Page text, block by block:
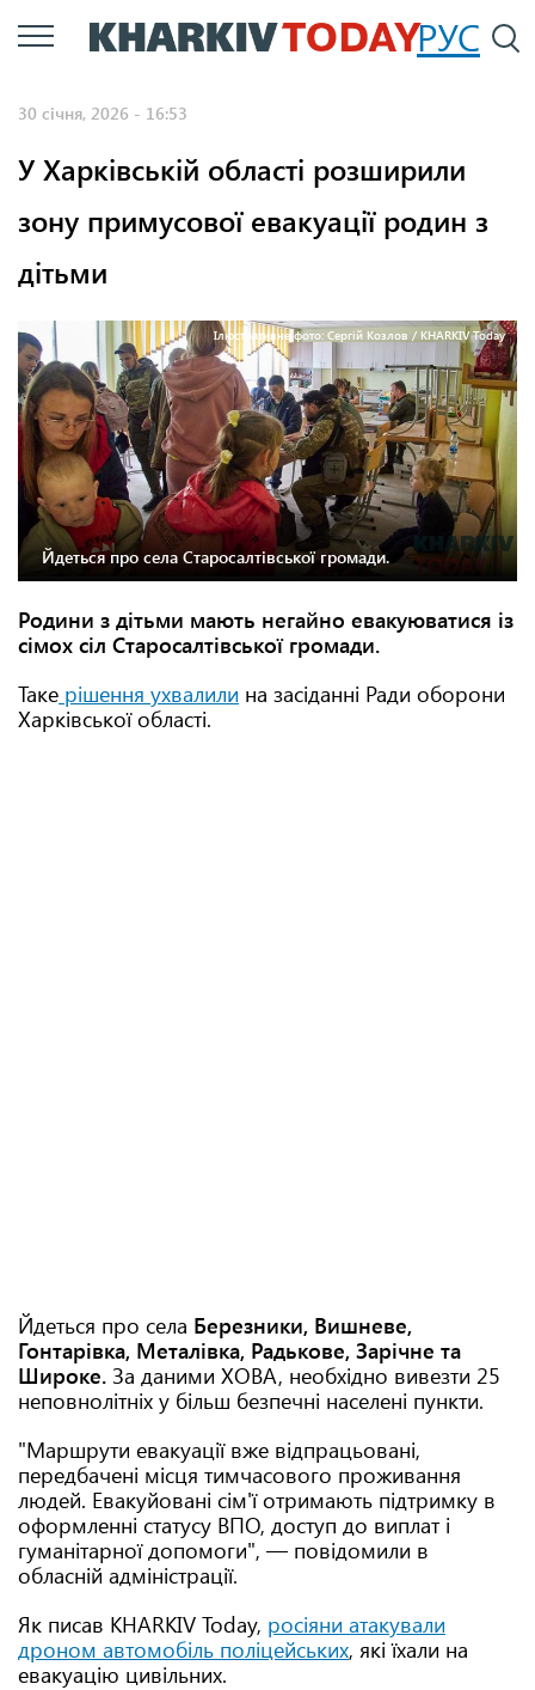
Перейти
до
РУС
30 січня, 2026 - 16:53
У Харківській області розширили
зону примусової евакуації родин з
дітьми
Ілюстративне фото: Сергій Козлов / KHARKIV Today
Йдеться про села Старосалтівської громади.
Родини з дітьми мають негайно евакуюватися із
сімох сіл Старосалтівської громади.
Таке рішення ухвалили на засіданні Ради оборони
Харківської області.
Йдеться про села Березники, Вишневе,
Гонтарівка, Металівка, Радькове, Зарічне та
Широке. За даними ХОВА, необхідно вивезти 25
неповнолітніх у більш безпечні населені пункти.
"Маршрути евакуації вже відпрацьовані,
передбачені місця тимчасового проживання
людей. Евакуйовані сім'ї отримають підтримку в
оформленні статусу ВПО, доступ до виплат і
гуманітарної допомоги", — повідомили в
обласній адміністрації.
Як писав KHARKIV Today, росіяни атакували
дроном автомобіль поліцейських, які їхали на
евакуацію цивільних.